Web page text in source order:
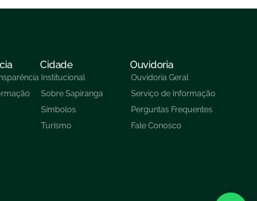
Cidade
Institucional
Sobre Sapiranga
Símbolos
Turísmo
Ouvidoria
Ouvidoria Geral
Serviço de Informação
Perguntas Frequentes
Fale Conosco